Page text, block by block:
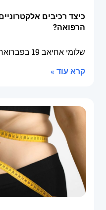
כיצד רכיבים
הרפואה?
שלומי אחיאב 19 בפברואר 2026
קרא עוד »